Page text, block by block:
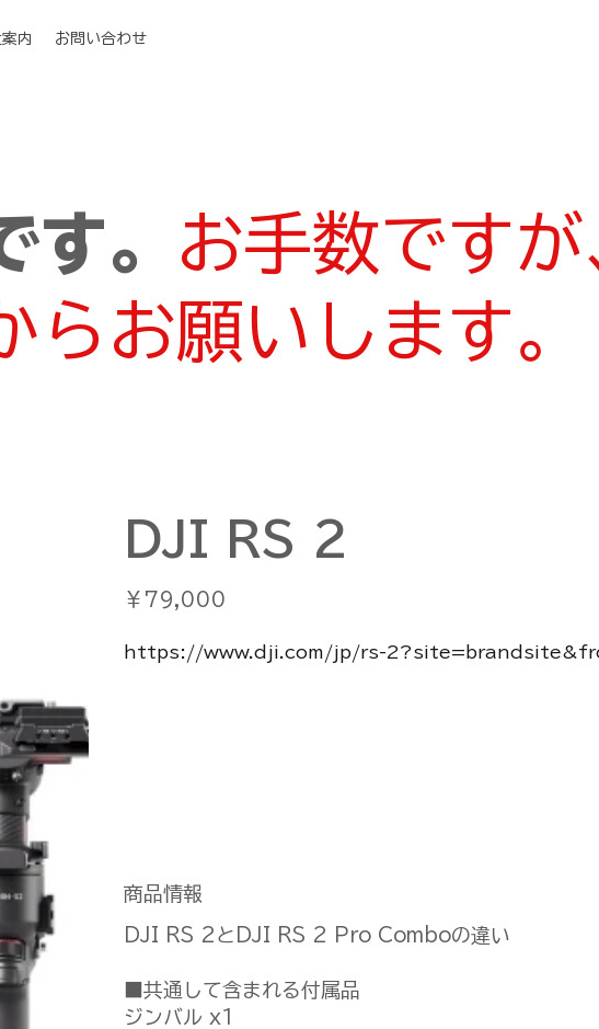
内 お問い合わせ
。 お手数です
お願いします。
DJI RS 2
格
￥79,000
https://www.dji.com/jp/rs-
商品情報
DJI RS 2とDJI RS 2 Pro Comboの違い
■共通して含まれる付属品
ジンバル x1